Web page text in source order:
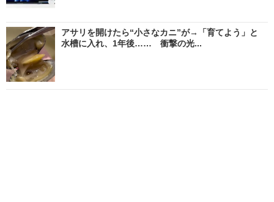
アサリを開けたら“小さなカニ”が→「育てよう」と
水槽に入れ、1年後…… 衝撃の光...